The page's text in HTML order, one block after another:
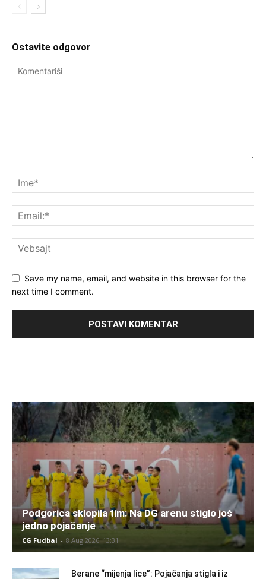
Ostavite odgovor
Save my name, email, and website in this browser for the
next time I comment.
Podgorica sklopila tim: Na DG arenu stiglo još
jedno pojačanje
CG Fudbal - 8 Aug 2026. 13:31
Berane “mijenja lice”: Pojačanja stigla i iz